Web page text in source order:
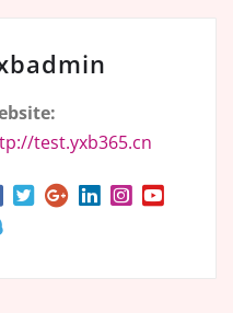
test.yxb365.cn